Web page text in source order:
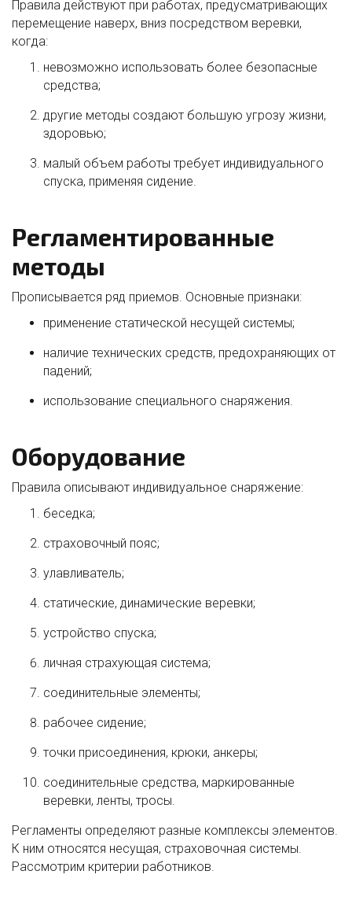
Правила действуют при работах, предусматривающих
перемещение наверх, вниз посредством веревки,
когда:
невозможно использовать более безопасные
средства;
другие методы создают большую угрозу жизни,
здоровью;
малый объем работы требует индивидуального
спуска, применяя сидение.
Регламентированные
методы
Прописывается ряд приемов. Основные признаки:
применение статической несущей системы;
наличие технических средств, предохраняющих от
падений;
использование специального снаряжения.
Оборудование
Правила описывают индивидуальное снаряжение:
беседка;
страховочный пояс;
улавливатель;
статические, динамические веревки;
устройство спуска;
личная страхующая система;
соединительные элементы;
рабочее сидение;
точки присоединения, крюки, анкеры;
соединительные средства, маркированные
веревки, ленты, тросы.
Регламенты определяют разные комплексы элементов.
К ним относятся несущая, страховочная системы.
Рассмотрим критерии работников.